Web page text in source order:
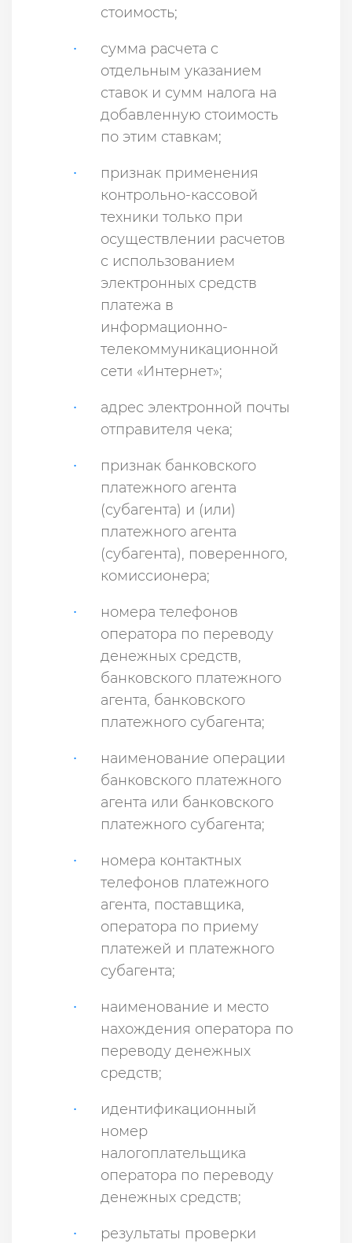
стоимость;
сумма расчета с
отдельным указанием
ставок и сумм налога на
добавленную стоимость
по этим ставкам;
признак применения
контрольно-кассовой
техники только при
осуществлении расчетов
с использованием
электронных средств
платежа в
информационно-
телекоммуникационной
сети «Интернет»;
адрес электронной почты
отправителя чека;
признак банковского
платежного агента
(субагента) и (или)
платежного агента
(субагента), поверенного,
комиссионера;
номера телефонов
оператора по переводу
денежных средств,
банковского платежного
агента, банковского
платежного субагента;
наименование операции
банковского платежного
агента или банковского
платежного субагента;
номера контактных
телефонов платежного
агента, поставщика,
оператора по приему
платежей и платежного
субагента;
наименование и место
нахождения оператора по
переводу денежных
средств;
идентификационный
номер
налогоплательщика
оператора по переводу
денежных средств;
результаты проверки